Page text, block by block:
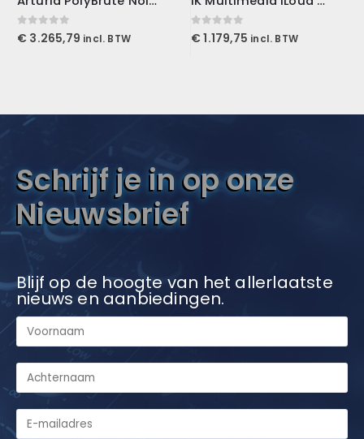
0out of 5
€ 3.265,79 incl. BTW 0out of 5
€ 1.179,75 incl. BTW
Schrijf je in op onze
Nieuwsbrief
Blijf op de hoogte van het allerlaatste
nieuws en aanbiedingen.